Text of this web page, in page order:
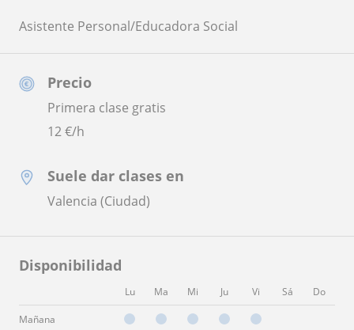
Precio
Primera clase gratis
12€/h
Suele dar clases en
Valencia (Ciudad)
Disponibilidad
Lu Ma Mi Ju Vi Sá Do
Mañana
Asistente Personal/Educadora Social